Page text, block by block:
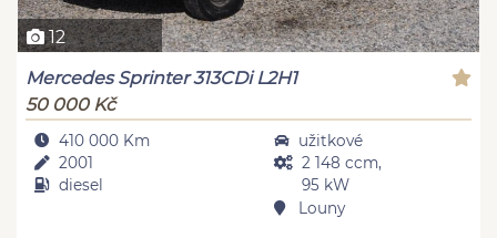
12
Mercedes Sprinter 313CDi L2H1
50 000 Kč
410 000 Km
2001
diesel
užitkové
2 148 ccm,
95 kW
Louny